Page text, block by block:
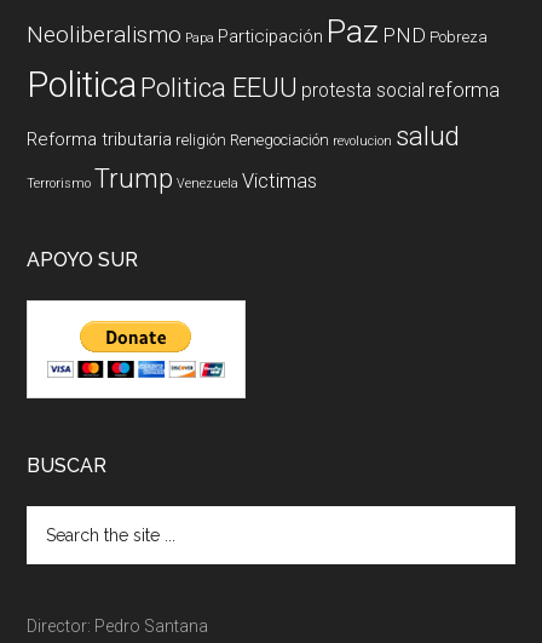
Neoliberalismo Papa Participación Paz PND Pobreza
PoliticaPolitica EEUU protesta social reforma
Reforma tributaria religión Renegociación revolucion salud
Terrorismo Trump Venezuela Victimas
APOYO SUR
BUSCAR
Director: Pedro Santana